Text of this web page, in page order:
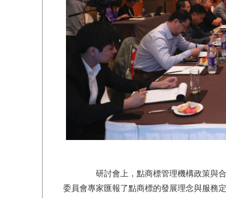
研討會上，點商標管理機構政策與合
委員會專家匯報了點商標的發展理念與服務